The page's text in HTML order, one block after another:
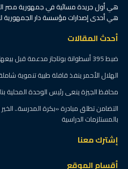
هي أحدى إصدارات مؤسسة دار الجمهورية
أحدث المقالات
ضبط 395 أسطوانة بوتاجاز مدعمة قبل بيعها بالسوق السوداء بالمنوفية
الهلال الأحمر ينفذ قافلة طبية تنموية
محافظ الجيزة ينعى رئيس الوحدة المحلية
التضامن تطلق مبادرة «بكرة المدرسة..
بالمستلزمات الدراسية
إشترك معنا
أقسام الموقع